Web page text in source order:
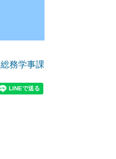
総務学事課